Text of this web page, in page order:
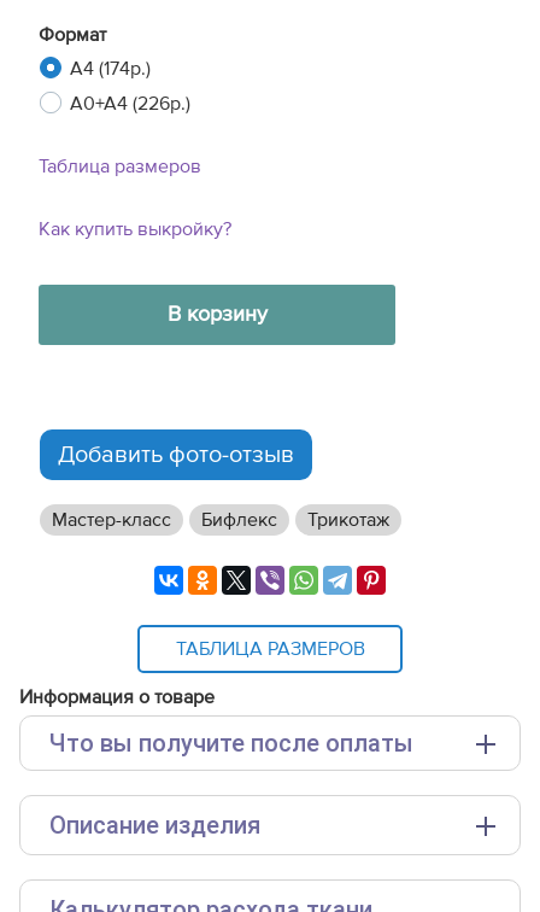
Формат
A4 (174р.)
A0+A4 (226р.)
Таблица размеров
Как купить выкройку?
В корзину
Добавить фото-отзыв
Мастер-класс Бифлекс Трикотаж
ТАБЛИЦА РАЗМЕРОВ
Информация о товаре
Что вы получите после оплаты
Выкройка PDF для печати на принтере A4 или
плоттере A0 с шириной печати 810мм в зависимости
от выбора формата
Инструкция--леггинсы-Поузи468.pdf
Описание изделия